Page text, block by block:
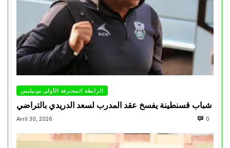
الرابطة المحترفة الأولى موبيليس
شباب قسنطينة يفسخ عقد المدرب لسعد الدريدي بالتراضي
Avril 30, 2026 0